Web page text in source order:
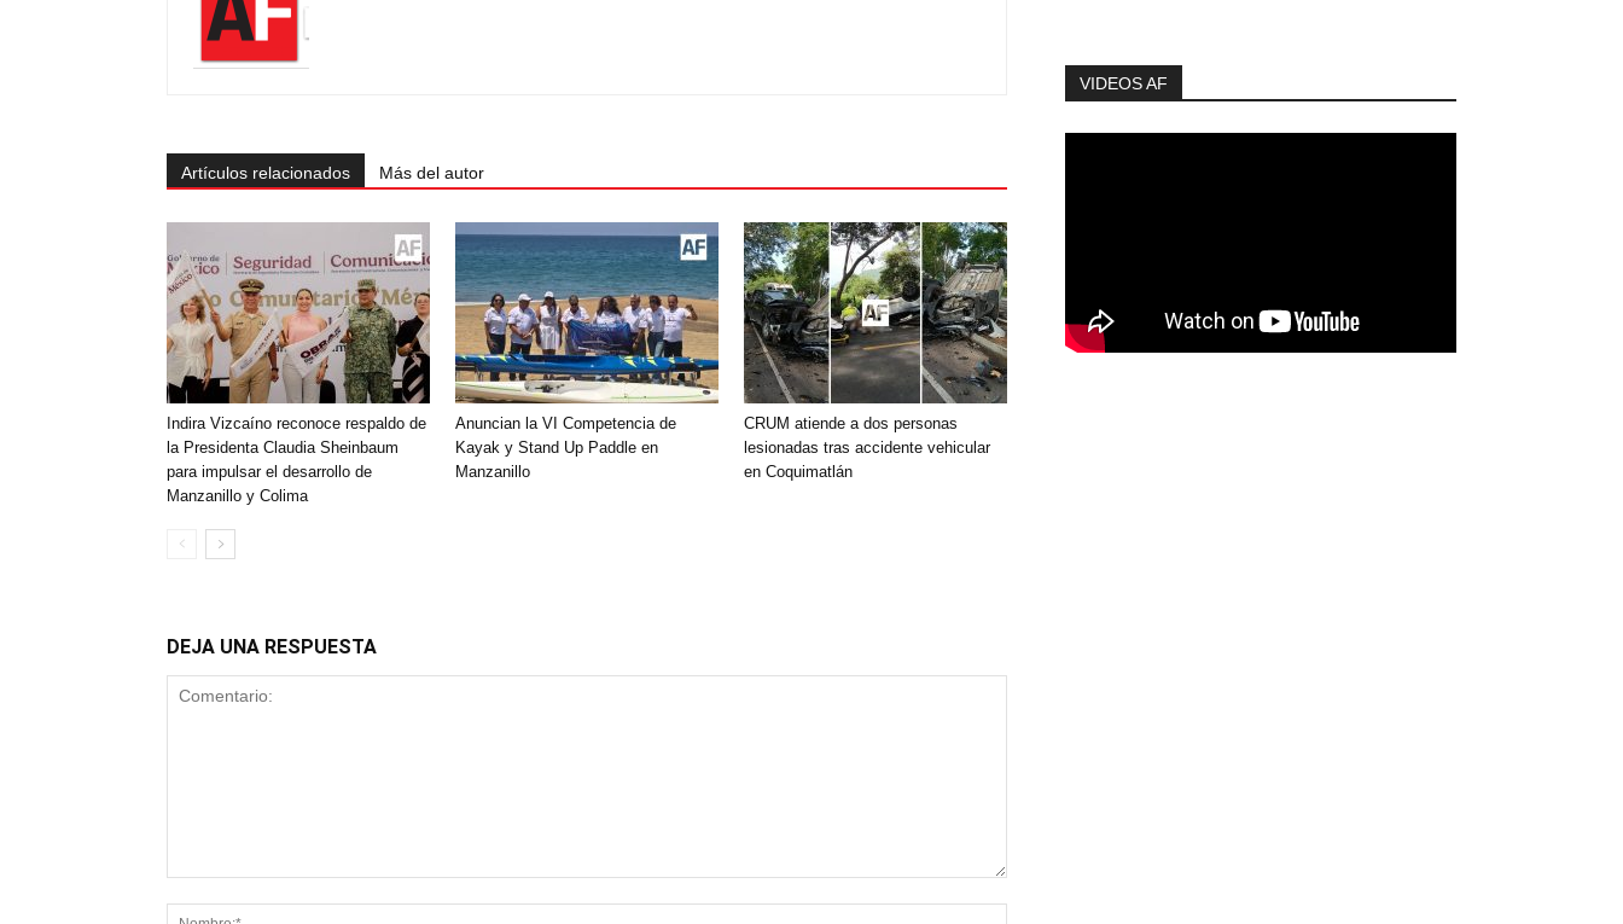
Artículos relacionados Más del autor
Indira Vizcaíno reconoce respaldo de
la Presidenta Claudia Sheinbaum
para impulsar el desarrollo de
Manzanillo y Colima
Anuncian la VI Competencia de
Kayak y Stand Up Paddle en
Manzanillo
CRUM atiende a dos personas
lesionadas tras accidente vehicular
en Coquimatlán
DEJA UNA RESPUESTA
VIDEOS AF